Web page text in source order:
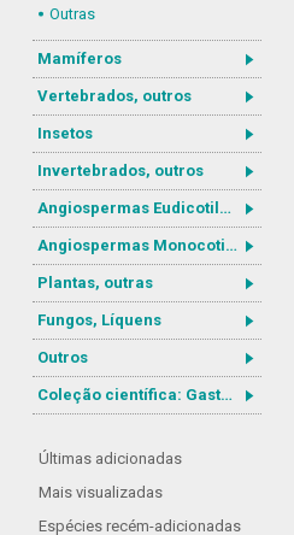
Outras
Mamíferos
Vertebrados, outros
Insetos
Invertebrados, outros
Angiospermas Eudicotiledôneas
Angiospermas Monocotiledôneas
Plantas, outras
Fungos, Líquens
Outros
Coleção científica: Gastrotricha
Últimas adicionadas
Mais visualizadas
Espécies recém-adicionadas